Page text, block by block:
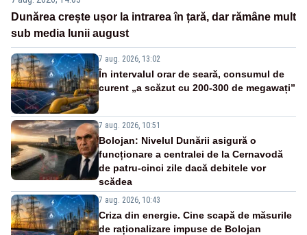
Dunărea crește ușor la intrarea în țară, dar rămâne mult
sub media lunii august
7 aug. 2026, 13:02
În intervalul orar de seară, consumul de
curent „a scăzut cu 200-300 de megawați”
7 aug. 2026, 10:51
Bolojan: Nivelul Dunării asigură o
funcționare a centralei de la Cernavodă
de patru-cinci zile dacă debitele vor
scădea
7 aug. 2026, 10:43
Criza din energie. Cine scapă de măsurile
de raționalizare impuse de Bolojan